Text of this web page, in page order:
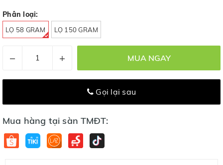
Phân loại:
LỌ 58 GRAM LỌ 150 GRAM
– + MUA NGAY
Gọi lại sau
Mua hàng tại sàn TMĐT: